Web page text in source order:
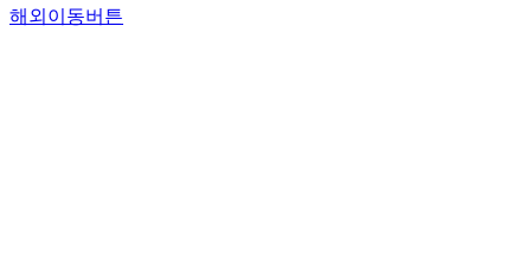
해외이동버튼